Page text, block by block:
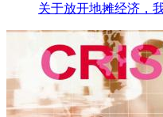
关于放开地摊经济，